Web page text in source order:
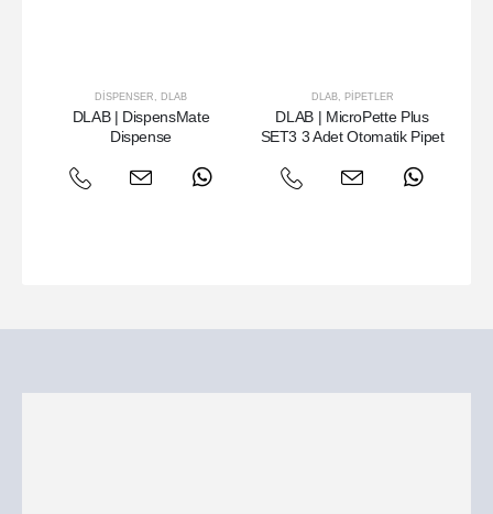
DISPENSER DLAB
DLAB | DispensMate
Dispense
DLAB, PIPETLER
DLAB | MicroPette Plus
SET3 3 Adet Otomatik Pipet